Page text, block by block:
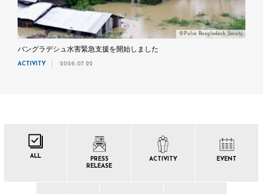
©Pulse Bangladesh Society
バングラデシュ水害緊急支援を開始しました
ACTIVITY 2026.07.22
ALL
PRESS
RELEASE
ACTIVITY EVENT